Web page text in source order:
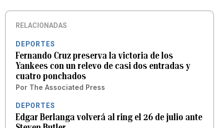
RELACIONADAS
DEPORTES
Fernando Cruz preserva la victoria de los
Yankees con un relevo de casi dos entradas y
cuatro ponchados
Por The Associated Press
DEPORTES
Edgar Berlanga volverá al ring el 26 de julio ante